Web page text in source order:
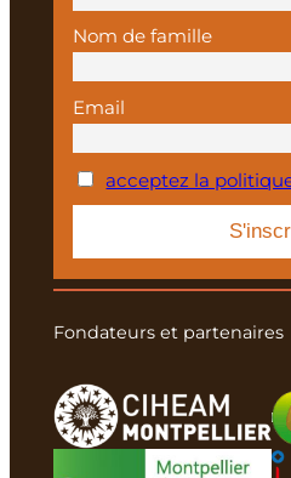
Nom de famille
Email
acceptez la
Fondateurs et partenaires